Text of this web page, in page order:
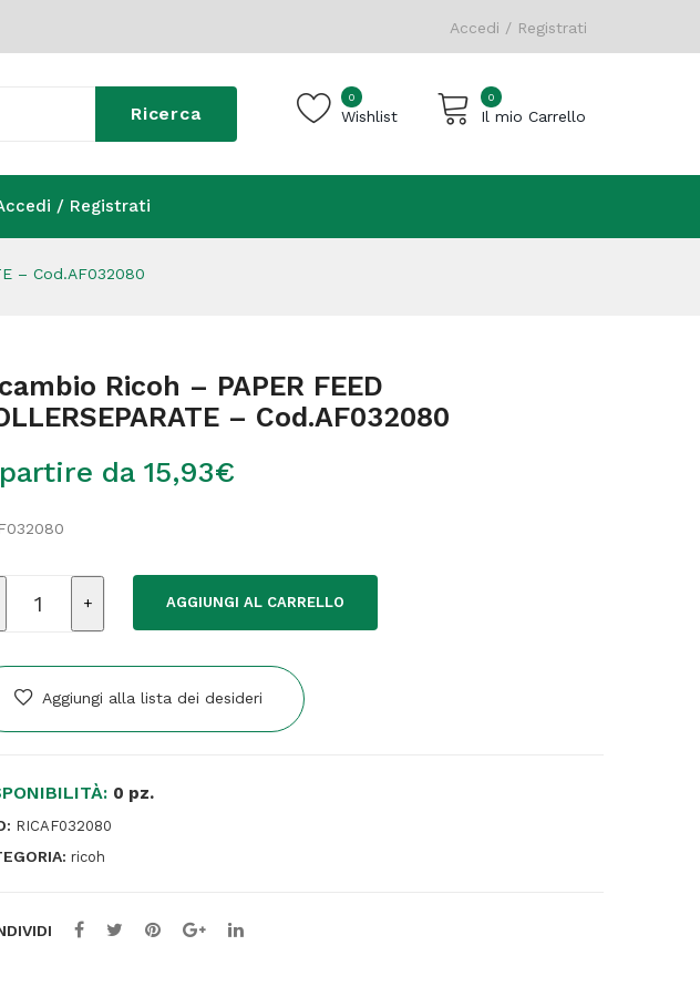
Accedi / Registrati
Ricerca
0
Wishlist
0
Il mio Carrello
/ Registrati
/ Registrati
– Cod.AF032080
Ricoh – PAPER FEED
– Cod.AF032080
da 15,93€
FEED
AGGIUNGI AL CARRELLO
Aggiungi alla lista dei desideri
0 pz.
RICAF032080
ricoh